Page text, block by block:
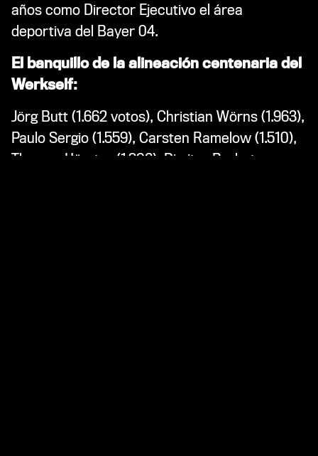
años como Director Ejecutivo el área
deportiva del Bayer 04.
El banquillo de la alineación centenaria del
Werkself:
Jörg Butt (1.662 votos), Christian Wörns (1.963),
Paulo Sergio (1.559), Carsten Ramelow (1.510),
Thomas Hörster (1.906), Dimitar Berbatov